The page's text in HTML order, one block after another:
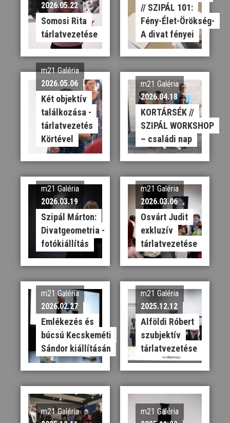
2026.05.22
Somosi Rita
tárlatvezetése
// SZIPÁL 101:
Fény-Élet-Örökség-
A divat fényei
m21 Galéria
2026.05.06
Két objektív
találkozása -
tárlatvezetés
Körtével
m21 Galéria
2026.04.18
KORTÁRSÉK //
SZIPÁL WORKSHOP
– családi nap
m21 Galéria
2026.03.19
Szipál Márton:
Divatgeometria -
fotókiállítás
m21 Galéria
2026.03.06
Osvárt Judit
exkluzív
tárlatvezetése
m21 Galéria
2026.02.27
Emlékezés és
búcsú Kecskeméti
Sándor kiállításán
m21 Galéria
2025.12.12
Alföldi Róbert
szubjektív
tárlatvezetése
m21 Galéria
m21 Galéria